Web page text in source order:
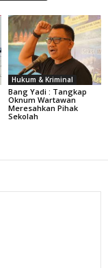
Hukum & Kriminal
Bang Yadi : Tangkap
Oknum Wartawan
Meresahkan Pihak
Sekolah